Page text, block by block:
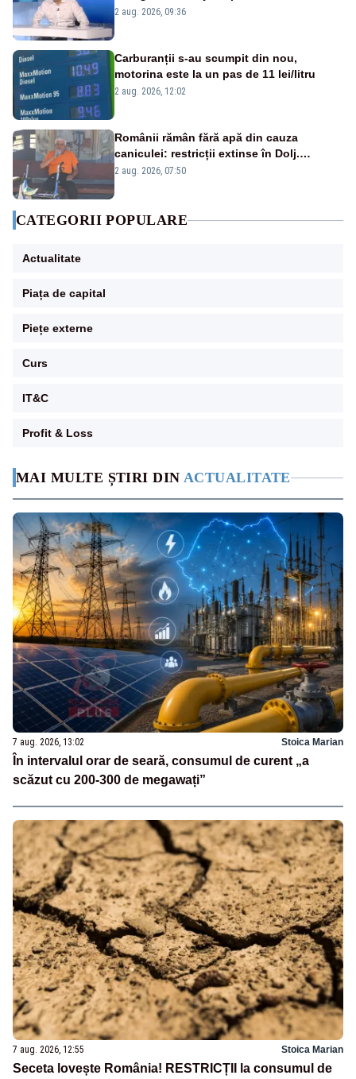
MAI MULTE ȘTIRI DIN ACTUALITATE
7 aug. 2026, 13:02 Stoica Marian
În intervalul orar de seară, consumul de curent „a
scăzut cu 200-300 de megawați”
7 aug. 2026, 12:55 Stoica Marian
Seceta lovește România! RESTRICȚII la consumul de
catastrofă pentru bănci și fondurile de
2 aug. 2026, 09:36
Carburanții s-au scumpit din nou,
motorina este la un pas de 11 lei/litru
2 aug. 2026, 12:02
Românii rămân fără apă din cauza
caniculei: restricții extinse în Dolj.
Oamenii au „cu program la robinet”
2 aug. 2026, 07:50
CATEGORII POPULARE
Actualitate
Piața de capital
Piețe externe
Curs
IT&C
Profit & Loss